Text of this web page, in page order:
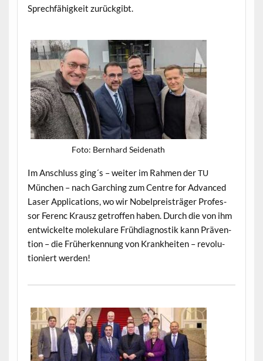
Sprech­fähigkeit zurückgibt.
Foto: Bern­hard Seidenath
Im Anschluss ging´s – weit­er im Rah­men derTU
München – nach Garch­ing zum Cen­tre for Advanced
Laser Appli­ca­tions, wo wir Nobel­preisträger Pro­fes­
sor Fer­enc Krausz getrof­fen haben. Durch die von ihm
entwick­elte moleku­lare Früh­di­ag­nos­tik kann Präven­
tion – die Früherken­nung von Krankheit­en – rev­o­lu­
tion­iert werden!